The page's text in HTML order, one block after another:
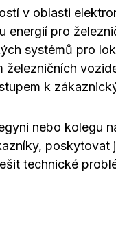
v oblasti
energií pro
systémů pro
železničních
k
nebo kolegu
technické